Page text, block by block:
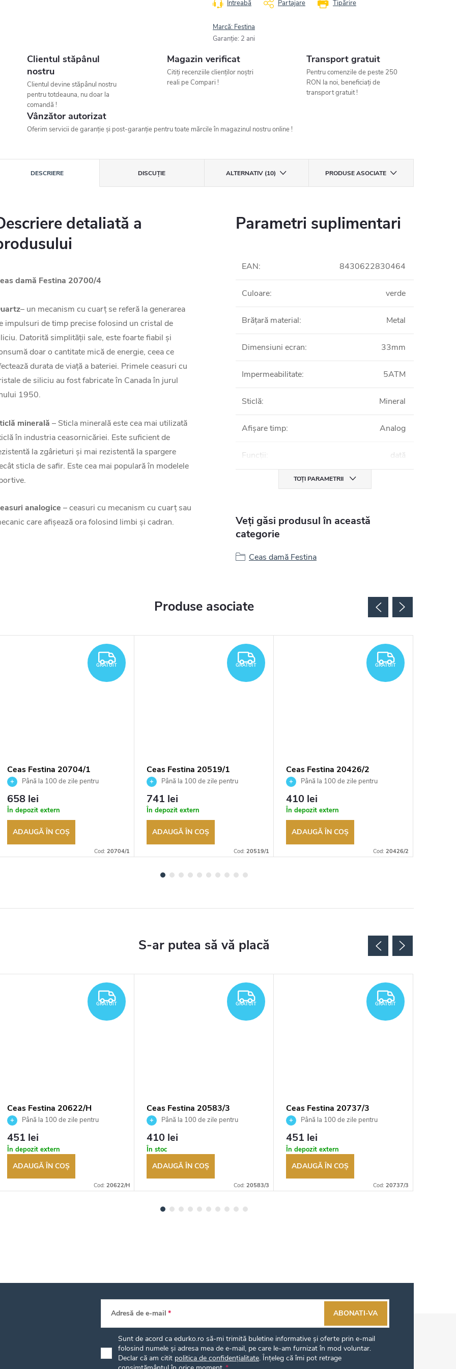
Tipărire
Întreabă Partajare
Marcă: Festina
Garanţie: 2 ani
Clientul stăpânul
nostru
Clientul devine stăpânul nostru
pentru totdeauna, nu doar la
comandă !
Magazin verificat
Citiți recenziile clienților noștri
reali pe Compari !
Transport gratuit
Pentru comenzile de peste 250
RON la noi, beneficiați de
transport gratuit !
Vânzător autorizat
Oferim servicii de garanție și post-garanție pentru toate mărcile în magazinul nostru online !
DESCRIERE DISCUŢIE ALTERNATIV (10) PRODUSE ASOCIATE
detaliată a
damă Festina 20700/4
– un mecanism cu cuarț se referă la generarea
impulsuri de timp precise folosind un cristal de
Datorită simplității sale, este foarte fiabil și
doar o cantitate mică de energie, ceea ce
durata de viață a bateriei. Primele ceasuri cu
de siliciu au fost fabricate în Canada în jurul
1950.
minerală – Sticla minerală este cea mai utilizată
în industria ceasornicăriei. Este suficient de
la zgârieturi și mai rezistentă la spargere
sticla de safir. Este cea mai populară în modelele
analogice – ceasuri cu mecanism cu cuarț sau
care afișează ora folosind limbi și cadran.
Parametri suplimentari
EAN: 8430622830464
Culoare: verde
Brățară material: Metal
Dimensiuni ecran: 33mm
Impermeabilitate: 5ATM
Sticlă: Mineral
Afișare timp: Analog
Funcții: dată
TOȚI PARAMETRII
Veți găsi produsul în această
categorie
Ceas damă Festina
Produse asociate
GRATUIT
GRATUIT
Ceas Festina 20704/1
Până la 100 de zile pentru
returnarea bunurilor. Vânzător
autorizat
658 lei
În depozit extern
ADAUGĂ ÎN COŞ
Cod: 20704/1
GRATUIT
GRATUIT
Ceas Festina 20519/1
Până la 100 de zile pentru
returnarea bunurilor. Vânzător
autorizat
741 lei
În depozit extern
ADAUGĂ ÎN COŞ
Cod: 20519/1
GRATUIT
GRATUIT
Ceas Festina 20426/2
Până la 100 de zile pentru
returnarea bunurilor. Vânzător
autorizat
410 lei
În depozit extern
ADAUGĂ ÎN COŞ
Cod: 20426/2
GRATUIT
GRATUIT
Ceas Festina 20622/H
Până la 100 de zile pentru
returnarea bunurilor. Vânzător
autorizat
451 lei
În depozit extern
ADAUGĂ ÎN COŞ
Cod: 20622/H
GRATUIT
GRATUIT
Ceas Festina 20583/3
Până la 100 de zile pentru
returnarea bunurilor. Vânzător
autorizat
410 lei
În stoc
ADAUGĂ ÎN COŞ
Cod: 20583/3
GRATUIT
GRATUIT
Ceas Festina 20737/3
Până la 100 de zile pentru
returnarea bunurilor. Vânzător
autorizat
451 lei
În depozit extern
ADAUGĂ ÎN COŞ
Cod: 20737/3
Adresă de e-mail
Sunt de acord ca edurko.ro să-mi trimită buletine informative și oferte prin e-mail
folosind numele și adresa mea de e-mail, pe care le-am furnizat în mod voluntar.
Declar că am citit politica de confidențialitate. Înțeleg că îmi pot retrage
ABONATI-VA